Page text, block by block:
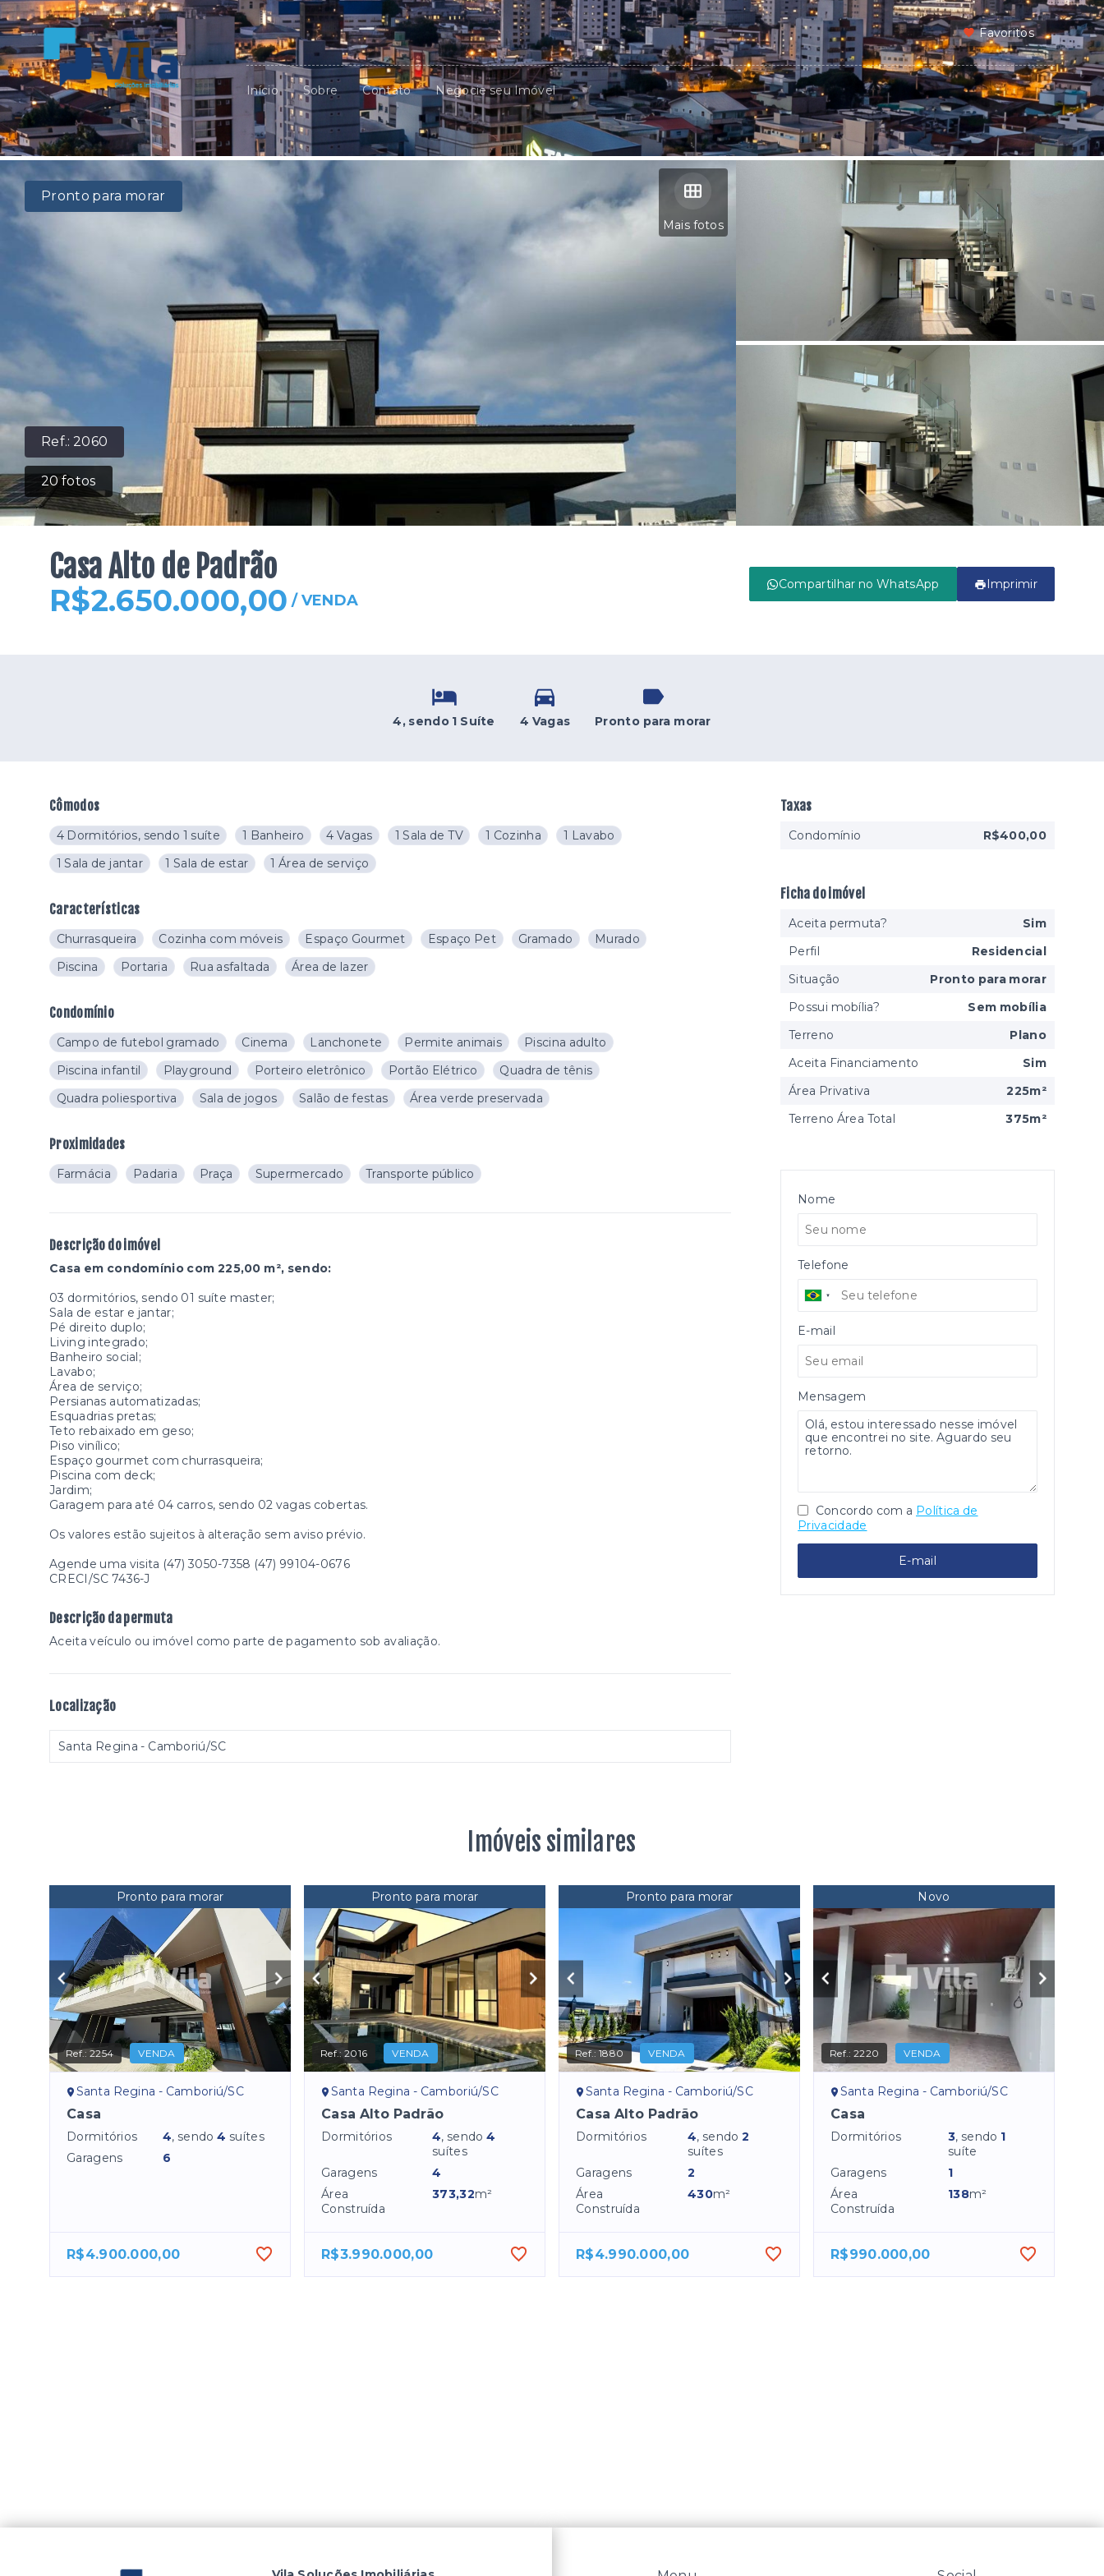
Favoritos
Início Sobre Contato Negocie seu Imóvel
Ref.: 2060
20fotos
Mais fotos
Pronto para morar
Casa Alto de Padrão
R$2.650.000,00 /VENDA
Compartilhar no WhatsApp Imprimir
4, sendo 1 Suíte 4 Vagas Pronto para morar
Cômodos
4 Dormitórios, sendo 1 suíte 1 Banheiro 4 Vagas 1 Sala de TV 1 Cozinha
1 Lavabo
1 Sala de jantar
1 Sala de estar 1 Área de serviço
Características
Churrasqueira Cozinha com móveis Espaço Gourmet Espaço Pet Gramado
Murado
Piscina
Portaria Rua asfaltada Área de lazer
Condomínio
Campo de futebol gramado Cinema Lanchonete Permite animais
Piscina adulto
Piscina infantil
Playground Porteiro eletrônico Portão Elétrico
Quadra de tênis
Quadra poliesportiva
Sala de jogos Salão de festas Área verde preservada
Proximidades
Farmácia Padaria Praça Supermercado Transporte público
Descrição do imóvel
Casa em condomínio com 225,00 m², sendo:
03 dormitórios, sendo 01 suíte master;
Sala de estar e jantar;
Pé direito duplo;
Living integrado;
Banheiro social;
Lavabo;
Área de serviço;
Persianas automatizadas;
Esquadrias pretas;
Teto rebaixado em geso;
Piso vinílico;
Espaço gourmet com churrasqueira;
Piscina com deck;
Jardim;
Garagem para até 04 carros, sendo 02 vagas cobertas.
Os valores estão sujeitos à alteração sem aviso prévio.
Agende uma visita (47) 3050-7358 (47) 99104-0676
CRECI/SC 7436-J
Descrição da permuta
Aceita veículo ou imóvel como parte de pagamento sob avaliação.
Localização
Santa Regina - Camboriú/SC
Taxas
Condomínio R$400,00
Ficha do imóvel
Aceita permuta?
Sim
Perfil
Residencial
Situação
Pronto para morar
Possui mobília?
Sem mobília
Terreno
Plano
Aceita Financiamento
Sim
Área Privativa
225m²
Terreno Área Total
375m²
Nome
Telefone
E-mail
Mensagem
Concordo com a Política de
Privacidade
E-mail
Imóveis similares
Pronto para morar
Ref.:2254 VENDA
Santa Regina - Camboriú/SC
Casa
Dormitórios 4, sendo4 suítes
Garagens
6
R$4.900.000,00
Pronto para morar
Ref.:2016 VENDA
Santa Regina - Camboriú/SC
Casa Alto Padrão
Dormitórios 4, sendo4
suítes
Garagens
4
Área
Construída
373,32m²
R$3.990.000,00
Pronto para morar
Ref.:1880 VENDA
Santa Regina - Camboriú/SC
Casa Alto Padrão
Dormitórios 4, sendo2
suítes
Garagens
2
Área
Construída
430m²
R$4.990.000,00
Novo
Ref.:2220 VENDA
Santa Regina - Camboriú/SC
Casa
Dormitórios 3, sendo 1
suíte
Garagens
1
Área
Construída
138m²
R$990.000,00